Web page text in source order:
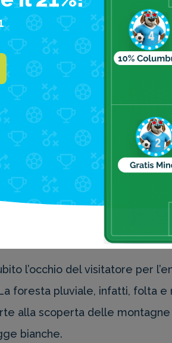
arcipelago ha più di 180
di diamante della
la propria visita delle più belle
l’occhio del visitatore per
foresta pluviale, infatti, folta e
alla scoperta delle
bianche.